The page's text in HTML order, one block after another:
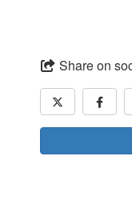
Share on